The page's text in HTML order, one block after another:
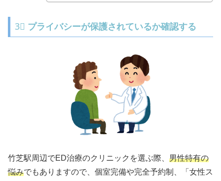
3⃣ プライバシーが保護されているか確認する
竹芝駅周辺でED治療のクリニックを選ぶ際、 男性特有の
悩みでもありますので、個室完備や完全予約制、「女性ス